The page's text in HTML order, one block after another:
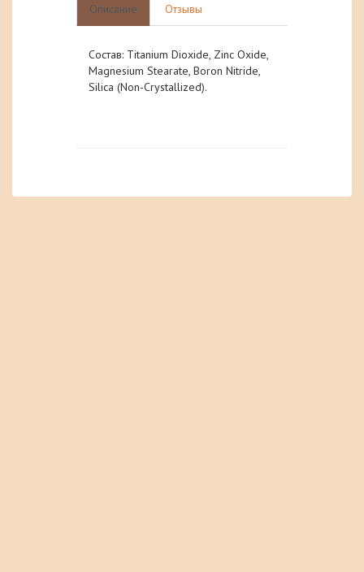
Описание Отзывы
Состав: Titanium Dioxide, Zinc Oxide,
Magnesium Stearate, Boron Nitride,
Silica (Non-Crystallized).